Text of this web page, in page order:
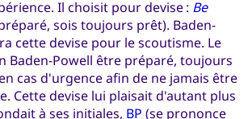
Il choisit pour devise : Be
sois toujours prêt). Baden-
cette devise pour le scoutisme. Le
Baden-Powell être préparé, toujours
cas d'urgence afin de ne jamais être
Cette devise lui plaisait d'autant plus
à ses initiales, BP (se prononce